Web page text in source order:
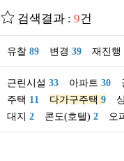
검색결과 : 9건
유찰 89 변경 39 재진행
근린시설 33 아파트 30
주택 11 다가구주택 9
대지 2 콘도(호텔) 2 오